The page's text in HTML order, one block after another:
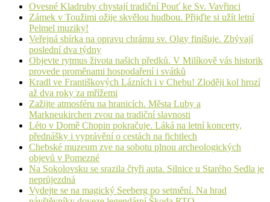
Ovesné Kladruby chystají tradiční Pouť ke Sv. Vavřinci
Zámek v Toužimi ožije skvělou hudbou. Přijďte si užít letní
Pelmel muziky!
Veřejná sbírka na opravu chrámu sv. Olgy finišuje. Zbývají
poslední dva týdny
Objevte rytmus života našich předků. V Milíkově vás historik
provede proměnami hospodaření i svátků
Kradl ve Františkových Lázních i v Chebu! Zloději kol hrozí
až dva roky za mřížemi
Zažijte atmosféru na hranicích. Města Luby a
Markneukirchen zvou na tradiční slavnosti
Léto v Domě Chopin pokračuje. Láká na letní koncerty,
přednášky i vyprávění o cestách na fichtlech
Chebské muzeum zve na sobotu plnou archeologických
objevů v Pomezné
Na Sokolovsku se srazila čtyři auta. Silnice u Starého Sedla je
neprůjezdná
Vydejte se na magický Seeberg po setmění. Na hrad